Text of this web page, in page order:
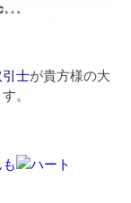
引士が貴方様の大
。